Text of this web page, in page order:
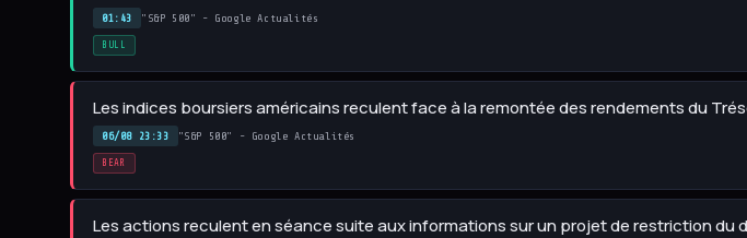
01:43 "S&P 500" - Google Actualités
BULL
Les indices boursiers américains reculent face à la remontée des rendements du
06/08 23:33 "S&P 500" - Google Actualités
BEAR
Les actions reculent en séance suite aux informations sur un projet de restriction du